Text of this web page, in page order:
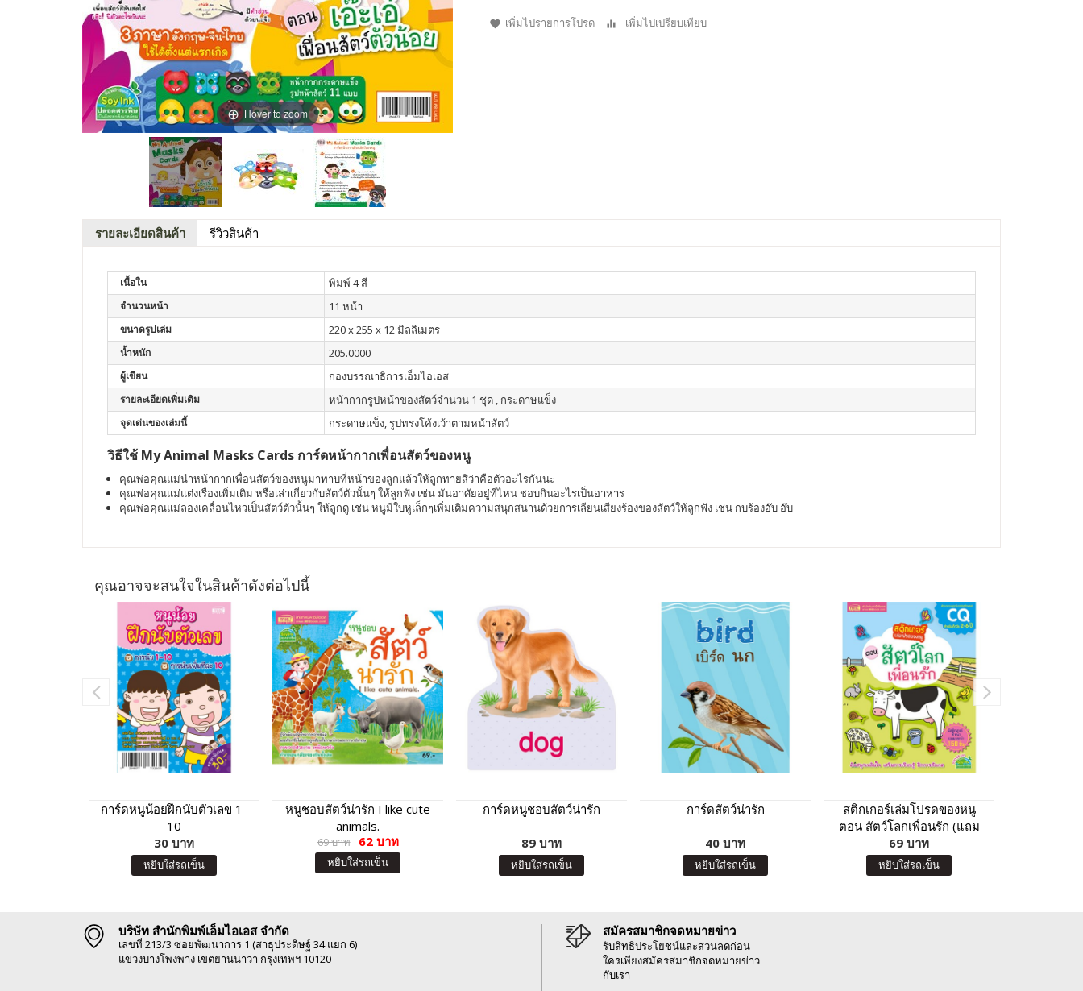
Hover to zoom
เพิ่มไปรายการโปรด เพิ่มไปเปรียบเทียบ
รายละเอียดสินค้า รีวิวสินค้า
เนื้อใน พิมพ์ 4 สี
จำนวนหน้า 11 หน้า
ขนาดรูปเล่ม 220 x 255 x 12 มิลลิเมตร
น้ำหนัก 205.0000
ผู้เขียน กองบรรณาธิการเอ็มไอเอส
รายละเอียดเพิ่มเติม หน้ากากรูปหน้าของสัตว์จำนวน 1 ชุด , กระดาษแข็ง
จุดเด่นของเล่มนี้ กระดาษแข็ง, รูปทรงโค้งเว้าตามหน้าสัตว์
วิธีใช้ My Animal Masks Cards การ์ดหน้ากากเพื่อนสัตว์ของหนู
คุณพ่อคุณแม่นำหน้ากากเพื่อนสัตว์ของหนูมาทาบที่หน้าของลูกแล้วให้ลูกทายสิว่าคือตัวอะไรกันนะ
คุณพ่อคุณแม่แต่งเรื่องเพิ่มเติม หรือเล่าเกี่ยวกับสัตว์ตัวนั้นๆ ให้ลูกฟัง เช่น มันอาศัยอยู่ที่ไหน ชอบกินอะไรเป็นอาหาร
คุณพ่อคุณแม่ลองเคลื่อนไหวเป็นสัตว์ตัวนั้นๆ ให้ลูกดู เช่น หนูมีใบหูเล็กๆเพิ่มเติมความสนุกสนานด้วยการเลียนเสียงร้องของสัตว์ให้ลูกฟัง เช่น กบร้องอ๊บ อ๊บ
คุณอาจจะสนใจในสินค้าดังต่อไปนี้
การ์ดหนูน้อยฝึกนับตัวเลข 1-
10
30 บาท
หยิบใส่รถเข็น
หนูชอบสัตว์น่ารัก I like cute
animals.
69 บาท 62 บาท
หยิบใส่รถเข็น
การ์ดหนูชอบสัตว์น่ารัก
89 บาท
หยิบใส่รถเข็น
การ์ดสัตว์น่ารัก
40 บาท
หยิบใส่รถเข็น
สติกเกอร์เล่มโปรดของหนู
ตอน สัตว์โลกเพื่อนรัก (แถม
ฟรี! สติกเกอร์กว่า 150 ชิ้น)
69 บาท
หยิบใส่รถเข็น
บริษัท สำนักพิมพ์เอ็มไอเอส จำกัด
เลขที่ 213/3 ซอยพัฒนาการ 1 (สาธุประดิษฐ์ 34 แยก 6)
แขวงบางโพงพาง เขตยานนาวา กรุงเทพฯ 10120
สมัครสมาชิกจดหมายข่าว
รับสิทธิประโยชน์และส่วนลดก่อน
ใครเพียงสมัครสมาชิกจดหมายข่าว
กับเรา